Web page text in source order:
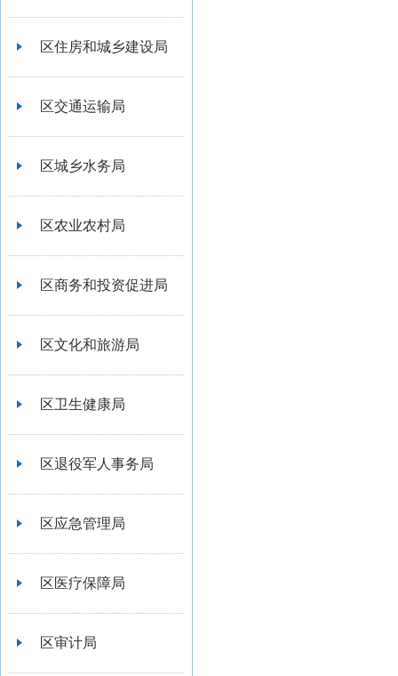
区住房和城乡建设局
区交通运输局
区城乡水务局
区农业农村局
区商务和投资促进局
区文化和旅游局
区卫生健康局
区退役军人事务局
区应急管理局
区医疗保障局
区审计局